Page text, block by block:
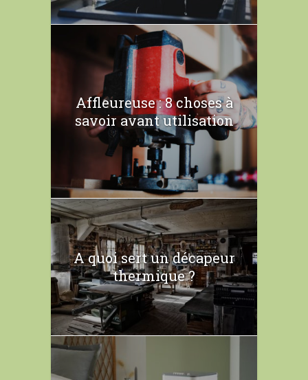
Affleureuse : 8 choses à
savoir avant utilisation
A quoi sert un décapeur
thermique ?